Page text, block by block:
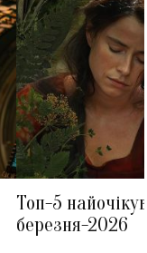
Топ-5
березня-2026